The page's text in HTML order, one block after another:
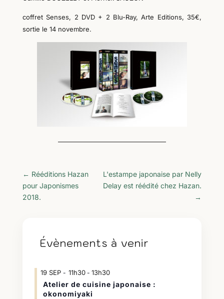
coffret Senses, 2 DVD + 2 Blu-Ray, Arte Editions, 35€,
sortie le 14 novembre.
← Rééditions Hazan
pour Japonismes
2018.
L'estampe japonaise par Nelly
Delay est réédité chez Hazan.
→
Évènements à venir
19 SEP 11h30- 13h30
Atelier de cuisine japonaise :
okonomiyaki